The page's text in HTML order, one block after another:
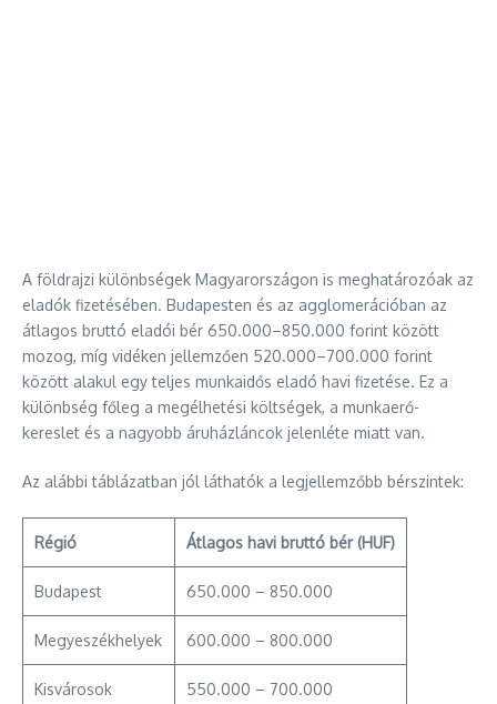
A földrajzi különbségek Magyarországon is meghatározóak az
eladók fizetésében. Budapesten és az agglomerációban az
átlagos bruttó eladói bér 650.000–850.000 forint között
mozog, míg vidéken jellemzően 520.000–700.000 forint
között alakul egy teljes munkaidős eladó havi fizetése. Ez a
különbség főleg a megélhetési költségek, a munkaerő-
kereslet és a nagyobb áruházláncok jelenléte miatt van.
Az alábbi táblázatban jól láthatók a legjellemzőbb bérszintek:
Régió Átlagos havi bruttó bér (HUF)
Budapest 650.000 – 850.000
Megyeszékhelyek 600.000 – 800.000
Kisvárosok 550.000 – 700.000